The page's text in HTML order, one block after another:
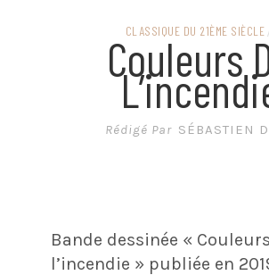
CLASSIQUE DU 21ÈME SIÈCLE
Couleurs
Rédigé Par SÉBASTIEN D
Bande dessinée «
l’incendie » publiée en